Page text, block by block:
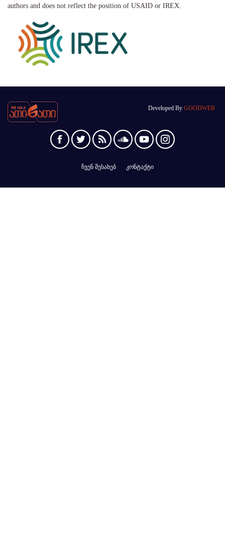
authors and does not reflect the position of USAID or IREX.
Developed By GOODWEB
ჩვენ შესახებ კონტაქტი